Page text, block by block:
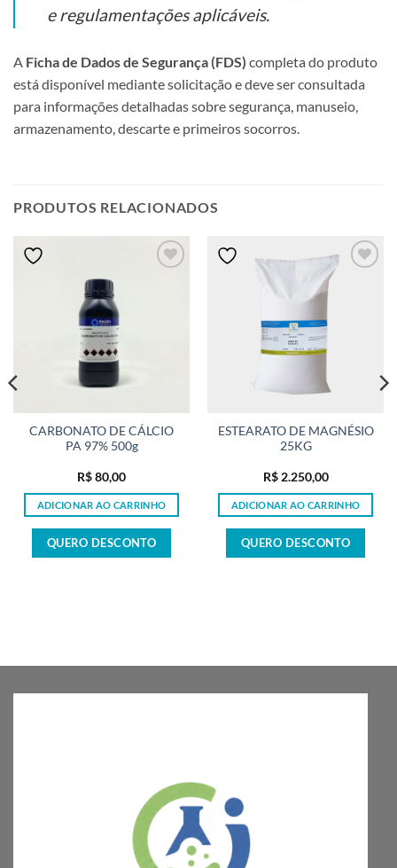
e regulamentações aplicáveis.
A Ficha de Dados de Segurança (FDS) completa do produto
está disponível mediante solicitação e deve ser consultada
para informações detalhadas sobre segurança, manuseio,
armazenamento, descarte e primeiros socorros.
PRODUTOS RELACIONADOS
CARBONATO DE CÁLCIO
PA 97% 500g
R$80,00
ADICIONAR AO CARRINHO
QUERO DESCONTO
ESTEARATO DE MAGNÉSIO
25KG
R$2.250,00
ADICIONAR AO CARRINHO
QUERO DESCONTO